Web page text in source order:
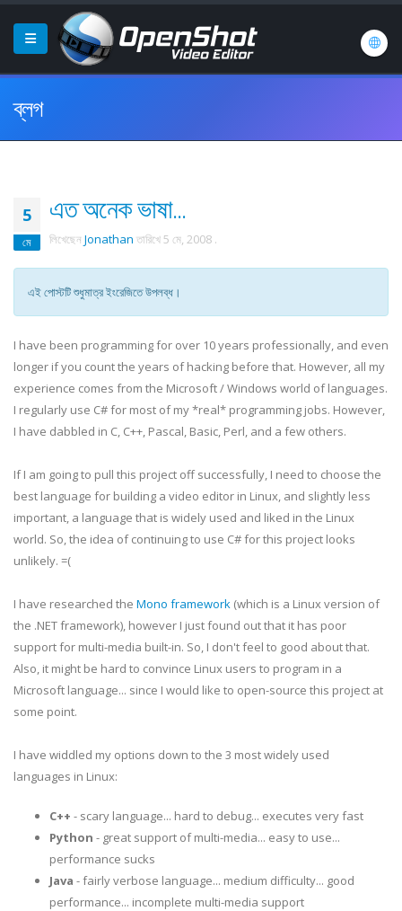
ব্লগ
5
মে
এত অনেক ভাষা...
লিখেছেন Jonathan তারিখে 5 মে, 2008 .
এই পোস্টটি শুধুমাত্র ইংরেজিতে উপলব্ধ।
I have been programming for over 10 years professionally, and even
longer if you count the years of hacking before that. However, all my
experience comes from the Microsoft / Windows world of languages.
I regularly use C# for most of my *real* programming jobs. However,
I have dabbled in C, C++, Pascal, Basic, Perl, and a few others.
If I am going to pull this project off successfully, I need to choose the
best language for building a video editor in Linux, and slightly less
important, a language that is widely used and liked in the Linux
world. So, the idea of continuing to use C# for this project looks
unlikely. =(
I have researched the Mono framework (which is a Linux version of
the .NET framework), however I just found out that it has poor
support for multi-media built-in. So, I don't feel to good about that.
Also, it might be hard to convince Linux users to program in a
Microsoft language... since I would like to open-source this project at
some point.
I have widdled my options down to the 3 most widely used
languages in Linux:
C++ - scary language... hard to debug... executes very fast
Python - great support of multi-media... easy to use...
performance sucks
Java - fairly verbose language... medium difficulty... good
performance... incomplete multi-media support